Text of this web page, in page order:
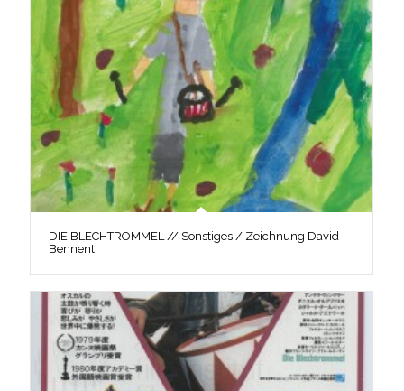
DIE BLECHTROMMEL // Sonstiges / Zeichnung David
Bennent